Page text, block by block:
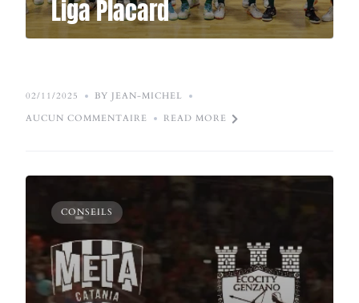
Liga Placard
02/11/2025
BY JEAN-MICHEL
AUCUN COMMENTAIRE
READ MORE
CONSEILS